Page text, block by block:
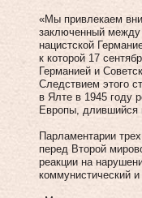
«Мы привлекаем
заключенный
нацистской
к которой 17
Германией и
Следствием этого
в Ялте в 1945 году
Европы, длившийся
Парламентарии
перед Второй
реакции на
коммунистический